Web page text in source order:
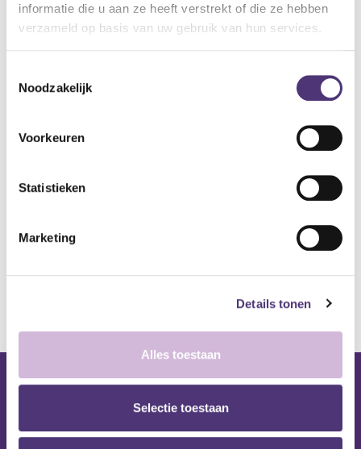
informatie die u aan ze heeft verstrekt of die ze hebben
verzameld op basis van uw gebruik van hun services.
Noodzakelijk
Voorkeuren
Statistieken
Marketing
Details tonen
Alles toestaan
Selectie toestaan
Specificaties:
Totale breedte met armsteunen: 59 cm
75,11€
Aan winkelmandje toevoegen
Huren